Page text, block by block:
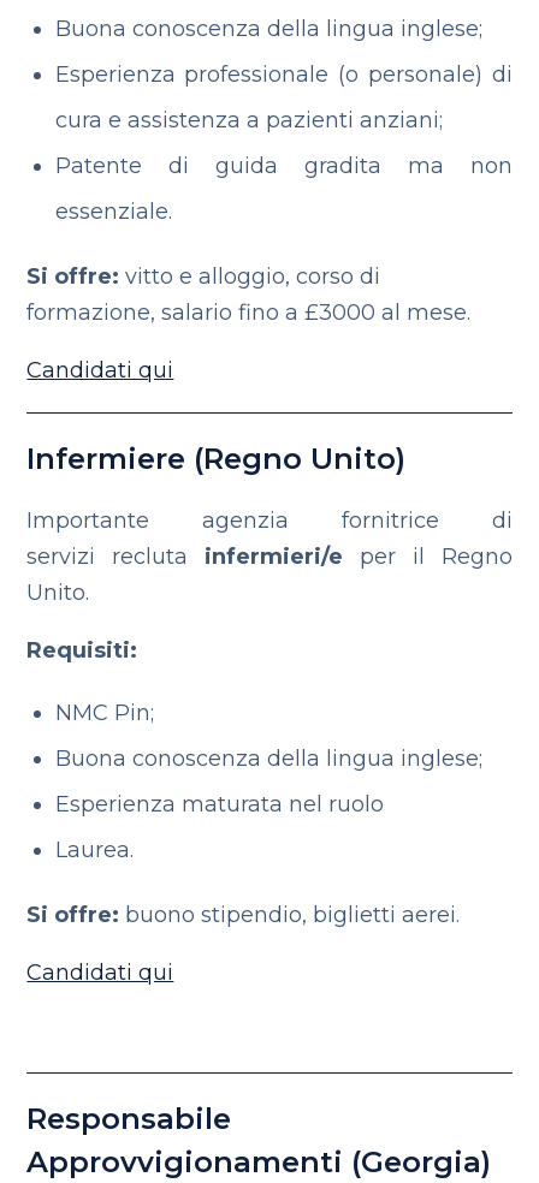
Buona conoscenza della lingua inglese;
Esperienza professionale (o personale) di
cura e assistenza a pazienti anziani;
Patente di guida gradita ma non
essenziale.
Si offre: vitto e alloggio, corso di
formazione, salario fino a £3000 al mese.
Candidati qui
Infermiere (Regno Unito)
Importante agenzia fornitrice di
servizi recluta infermieri/e per il Regno
Unito.
Requisiti:
NMC Pin;
Buona conoscenza della lingua inglese;
Esperienza maturata nel ruolo
Laurea.
Si offre: buono stipendio, biglietti aerei.
Candidati qui
Responsabile
Approvvigionamenti (Georgia)